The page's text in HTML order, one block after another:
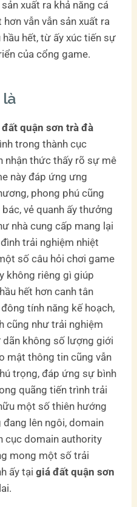
xuất ra khả năng cá
vẫn vẫn sản xuất ra
hết, từ ấy xúc tiến sự
của cổng game.
là
quận sơn trà đà
trong thành cục
nhận thức thấy rõ sự mê
này đáp ứng ưng
phong phú cũng
vẻ quanh ấy thưởng
nhà cung cấp mang lại
trải nghiệm nhiệt
số câu hỏi chơi game
không riêng gì giúp
hết hơn canh tân
tính năng kế hoạch,
cũng như trải nghiệm
không số lượng giới
mật thông tin cũng vẫn
trọng, đáp ứng sự bình
quãng tiến trình trải
một số thiên hướng
lên ngôi, domain
cục domain authority
mong một số trải
ấy tạigiá đất quận sơn